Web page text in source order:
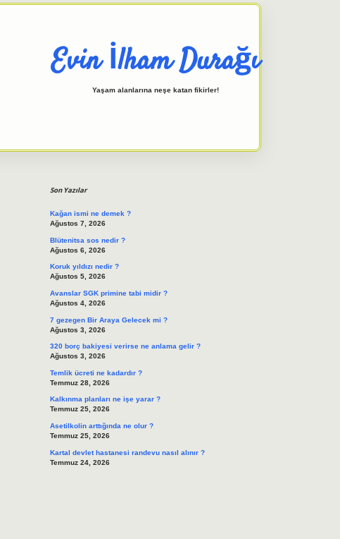
Evin İlham Durağı
Yaşam alanlarına neşe katan fikirler!
Son Yazılar
Kağan ismi ne demek ?
Ağustos 7, 2026
Blütenitsa sos nedir ?
Ağustos 6, 2026
Koruk yıldızı nedir ?
Ağustos 5, 2026
Avanslar SGK primine tabi midir ?
Ağustos 4, 2026
7 gezegen Bir Araya Gelecek mi ?
Ağustos 3, 2026
320 borç bakiyesi verirse ne anlama gelir ?
Ağustos 3, 2026
Temlik ücreti ne kadardır ?
Temmuz 28, 2026
Kalkınma planları ne işe yarar ?
Temmuz 25, 2026
Asetilkolin arttığında ne olur ?
Temmuz 25, 2026
Kartal devlet hastanesi randevu nasıl alınır ?
Temmuz 24, 2026